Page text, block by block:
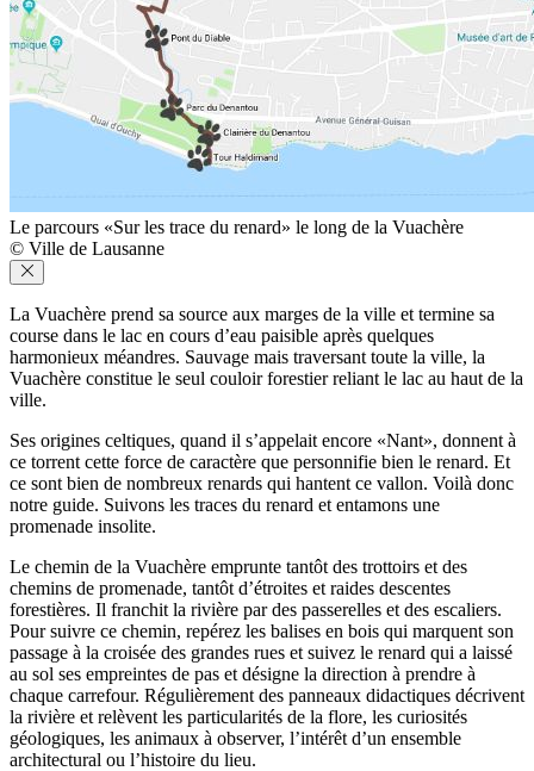
Le parcours «Sur les trace du renard» le long de la Vuachère
© Ville de Lausanne
La Vuachère prend sa source aux marges de la ville et termine sa
course dans le lac en cours d’eau paisible après quelques
harmonieux méandres. Sauvage mais traversant toute la ville, la
Vuachère constitue le seul couloir forestier reliant le lac au haut de la
ville.
Ses origines celtiques, quand il s’appelait encore «Nant», donnent à
ce torrent cette force de caractère que personnifie bien le renard. Et
ce sont bien de nombreux renards qui hantent ce vallon. Voilà donc
notre guide. Suivons les traces du renard et entamons une
promenade insolite.
Le chemin de la Vuachère emprunte tantôt des trottoirs et des
chemins de promenade, tantôt d’étroites et raides descentes
forestières. Il franchit la rivière par des passerelles et des escaliers.
Pour suivre ce chemin, repérez les balises en bois qui marquent son
passage à la croisée des grandes rues et suivez le renard qui a laissé
au sol ses empreintes de pas et désigne la direction à prendre à
chaque carrefour. Régulièrement des panneaux didactiques décrivent
la rivière et relèvent les particularités de la flore, les curiosités
géologiques, les animaux à observer, l’intérêt d’un ensemble
architectural ou l’histoire du lieu.